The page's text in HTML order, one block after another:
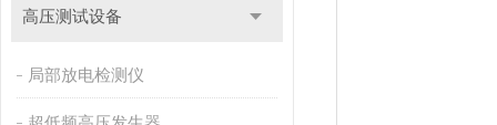
高压测试设备
局部放电检测仪